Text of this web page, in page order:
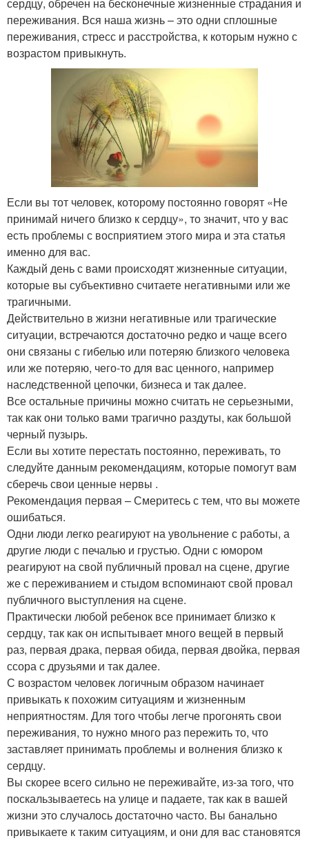
переживания. Вся наша жизнь – это одни сплошные
переживания, стресс и расстройства, к которым нужно с
возрастом привыкнуть.
Если вы тот человек, которому постоянно говорят «Не
принимай ничего близко к сердцу», то значит, что у вас
есть проблемы с восприятием этого мира и эта статья
именно для вас.
Каждый день с вами происходят жизненные ситуации,
которые вы субъективно считаете негативными или же
трагичными.
Действительно в жизни негативные или трагические
ситуации, встречаются достаточно редко и чаще всего
они связаны с гибелью или потеряю близкого человека
или же потеряю, чего-то для вас ценного, например
наследственной цепочки, бизнеса и так далее.
Все остальные причины можно считать не серьезными,
так как они только вами трагично раздуты, как большой
черный пузырь.
Если вы хотите перестать постоянно, переживать, то
следуйте данным рекомендациям, которые помогут вам
сберечь свои ценные нервы .
Рекомендация первая – Смеритесь с тем, что вы можете
ошибаться.
Одни люди легко реагируют на увольнение с работы, а
другие люди с печалью и грустью. Одни с юмором
реагируют на свой публичный провал на сцене, другие
же с переживанием и стыдом вспоминают свой провал
публичного выступления на сцене.
Практически любой ребенок все принимает близко к
сердцу, так как он испытывает много вещей в первый
раз, первая драка, первая обида, первая двойка, первая
ссора с друзьями и так далее.
С возрастом человек логичным образом начинает
привыкать к похожим ситуациям и жизненным
неприятностям. Для того чтобы легче прогонять свои
переживания, то нужно много раз пережить то, что
заставляет принимать проблемы и волнения близко к
сердцу.
Вы скорее всего сильно не переживайте, из-за того, что
поскальзываетесь на улице и падаете, так как в вашей
жизни это случалось достаточно часто. Вы банально
привыкаете к таким ситуациям, и они для вас становятся